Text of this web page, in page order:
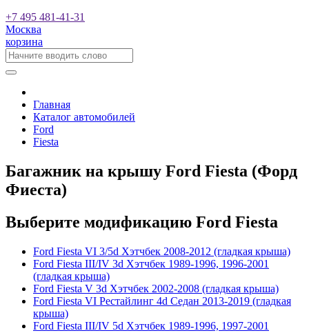
+7 495 481-41-31
Москва
корзина
Главная
Каталог автомобилей
Ford
Fiesta
Багажник на крышу Ford Fiesta (Форд
Фиеста)
Выберите модификацию Ford Fiesta
Ford Fiesta VI 3/5d Хэтчбек 2008-2012 (гладкая крыша)
Ford Fiesta III/IV 3d Хэтчбек 1989-1996, 1996-2001
(гладкая крыша)
Ford Fiesta V 3d Хэтчбек 2002-2008 (гладкая крыша)
Ford Fiesta VI Рестайлинг 4d Седан 2013-2019 (гладкая
крыша)
Ford Fiesta III/IV 5d Хэтчбек 1989-1996, 1997-2001